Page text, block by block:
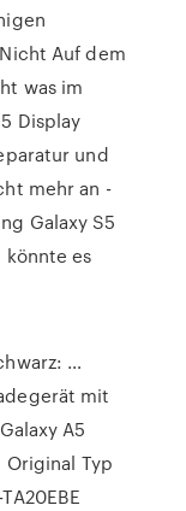
Auf dem
was im
Display
und
mehr an -
Galaxy S5
es
…
mit
A5
Original Typ